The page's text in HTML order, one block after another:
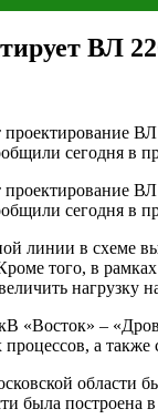
ВЛ
ВЛ
сегодня в
ВЛ
сегодня в
линии в схеме
того, в
нагрузку
«Восток» –
а
области
была построена